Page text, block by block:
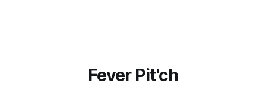
Fever Pit'ch